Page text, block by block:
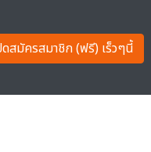
ดสมัครสมาชิก (ฟรี) เร็วๆนี้